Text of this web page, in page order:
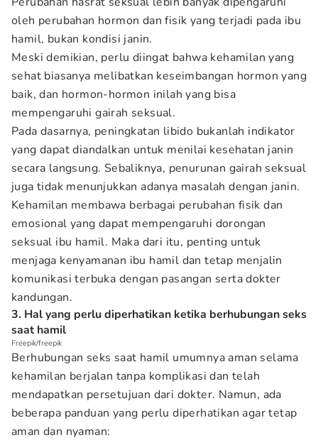
oleh perubahan hormon dan fisik yang terjadi pada ibu
hamil, bukan kondisi janin.
Meski demikian, perlu diingat bahwa kehamilan yang
sehat biasanya melibatkan keseimbangan hormon yang
baik, dan hormon-hormon inilah yang bisa
mempengaruhi gairah seksual.
Pada dasarnya, peningkatan libido bukanlah indikator
yang dapat diandalkan untuk menilai kesehatan janin
secara langsung. Sebaliknya, penurunan gairah seksual
juga tidak menunjukkan adanya masalah dengan janin.
Kehamilan membawa berbagai perubahan fisik dan
emosional yang dapat mempengaruhi dorongan
seksual ibu hamil. Maka dari itu, penting untuk
menjaga kenyamanan ibu hamil dan tetap menjalin
komunikasi terbuka dengan pasangan serta dokter
kandungan.
3. Hal yang perlu diperhatikan ketika berhubungan seks
saat hamil
Freepik/freepik
Berhubungan seks saat hamil umumnya aman selama
kehamilan berjalan tanpa komplikasi dan telah
mendapatkan persetujuan dari dokter. Namun, ada
beberapa panduan yang perlu diperhatikan agar tetap
aman dan nyaman: